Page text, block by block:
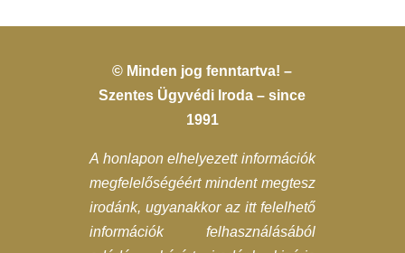
© Minden jog fenntartva! –
Szentes Ügyvédi Iroda – since
1991
A honlapon elhelyezett információk
megfelelőségéért mindent megtesz
irodánk, ugyanakkor az itt felelhető
információk felhasználásából